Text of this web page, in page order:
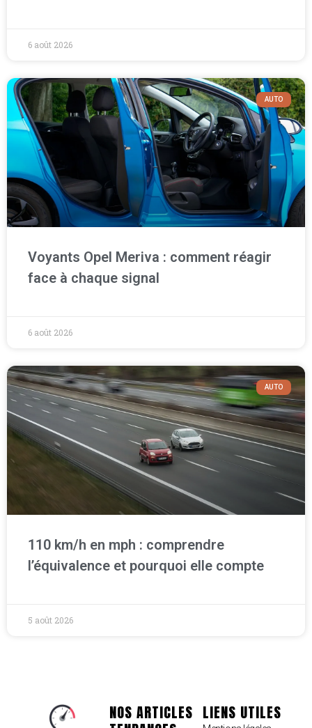
6 août 2026
AUTO
Voyants Opel Meriva : comment réagir
face à chaque signal
6 août 2026
AUTO
110 km/h en mph : comprendre
l’équivalence et pourquoi elle compte
5 août 2026
NOS ARTICLES LIENS UTILES